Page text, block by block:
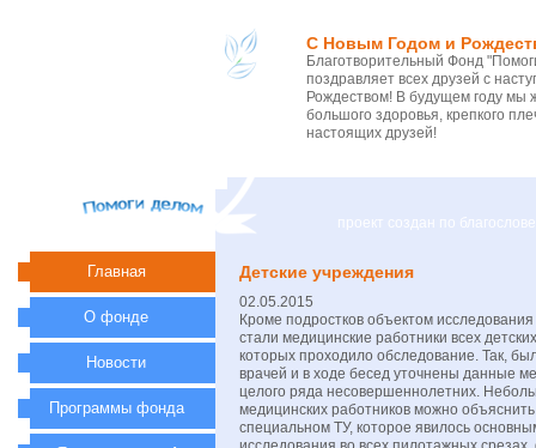
С Новым Годом и
Благотворительный Фонд
поздравляет всех друзей с
Рождеством! В будущем году
большого здоровья, крепкого
настоящих друзей!
проект создан по
Детские учреждения
02.05.2015
Кроме подростков объектом исследования
стали медицинские работники всех
которых проходило обследование. Так,
врачей и в ходе бесед уточнены данные
целого ряда несовершеннолетних.
медицинских работников можно объяснить
специальном ТУ, которое явилось
Главная
О фонде
Новости
Программы фонда